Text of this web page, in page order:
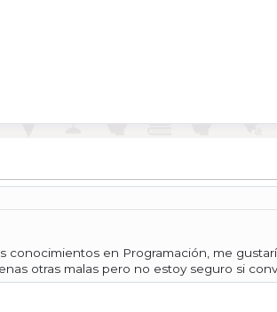
conocimientos en Programación, me
otras malas pero no estoy seguro si